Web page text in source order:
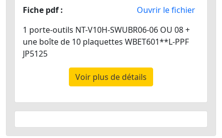
Fiche pdf :
Ouvrir le fichier
1 porte-outils NT-V10H-SWUBR06-06 OU 08 +
une boîte de 10 plaquettes WBET601**L-PPF
JP5125
Voir plus de détails